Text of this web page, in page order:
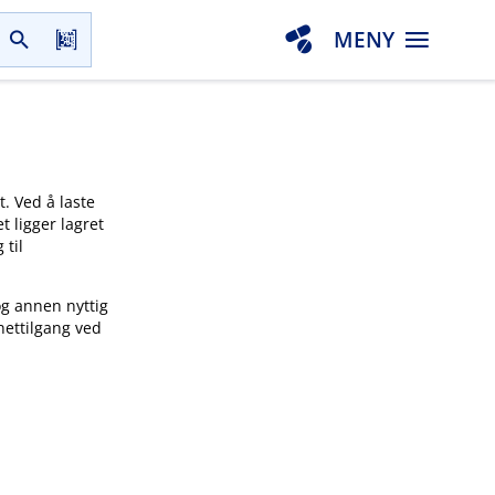
MENY
Ved å laste
ligger lagret
til
annen nyttig
ved